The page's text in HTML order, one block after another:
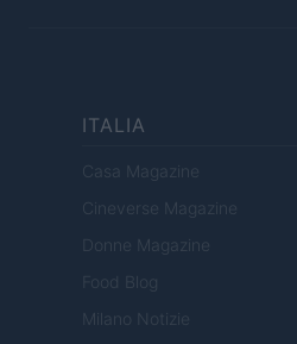
ITALIA
Casa Magazine
Cineverse Magazine
Donne Magazine
Food Blog
Milano Notizie